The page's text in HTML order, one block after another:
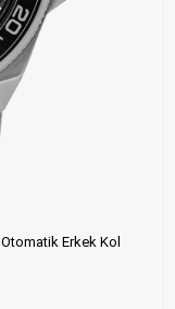
Erkek Kol